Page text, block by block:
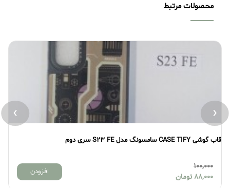
محصولات مرتبط
قاب گوشی CASE TIFY سامسونگ مدل S23 FE سری دوم
100,000
88,000 تومان
افزودن
‹
›